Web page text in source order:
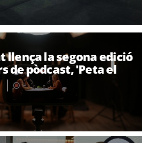
llença la segona edició
de pòdcast, 'Peta el